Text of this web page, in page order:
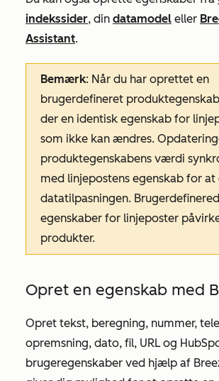
indekssider, din datamodel eller
Assistant.
Bemærk: Når du har oprettet en
brugerdefineret
der en identisk egenskab for
som ikke kan ændres.
produktegenskabens værdi
med linjepostens egenskab for
datatilpasningen.
egenskaber for linjeposter
produkter.
Opret en egenskab med
Opret tekst, beregning, nummer,
opremsning, dato, fil, URL og
brugeregenskaber ved hjælp af